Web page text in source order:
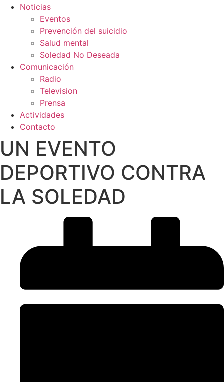
Noticias
Eventos
Prevención del suicidio
Salud mental
Soledad No Deseada
Comunicación
Radio
Television
Prensa
Actividades
Contacto
UN EVENTO
DEPORTIVO CONTRA
LA SOLEDAD